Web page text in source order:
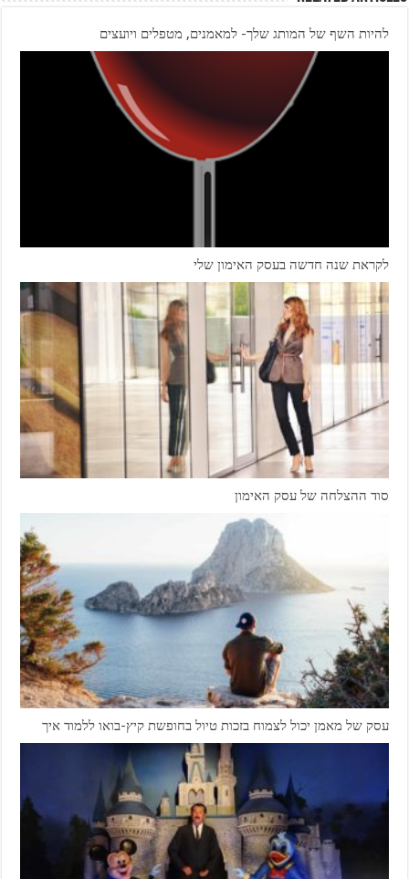
להיות השף של המותג שלך- למאמנים, מטפלים ויועצים
לקראת שנה חדשה בעסק האימון שלי
סוד ההצלחה של עסק האימון
עסק של מאמן יכול לצמוח בזכות טיול בחופשת קיץ-בואו ללמוד איך